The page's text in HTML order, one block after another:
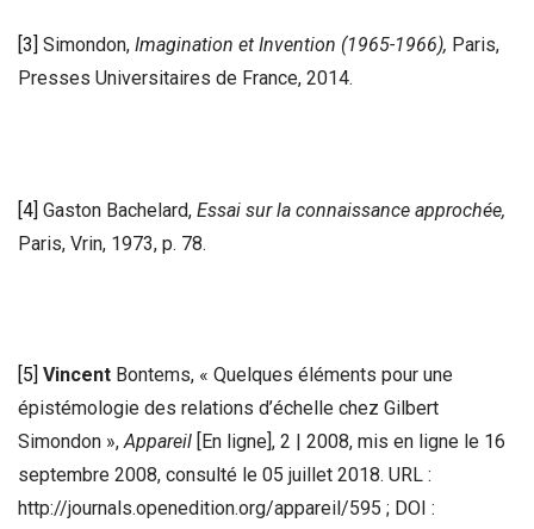
[3] Simondon, Imagination et Invention (1965-1966), Paris,
Presses Universitaires de France, 2014.
[4] Gaston Bachelard, Essai sur la connaissance approchée,
Paris, Vrin, 1973, p. 78.
[5] Vincent Bontems, « Quelques éléments pour une
épistémologie des relations d’échelle chez Gilbert
Simondon »,Appareil [En ligne], 2 | 2008, mis en ligne le 16
septembre 2008, consulté le 05 juillet 2018. URL :
http://journals.openedition.org/appareil/595 ; DOI :